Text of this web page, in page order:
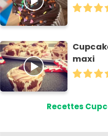
maxi
Recettes